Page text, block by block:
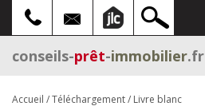
conseils-prêt-immobilier.fr
Accueil /Téléchargement/ Livre blanc